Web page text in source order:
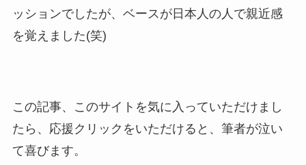
ッションでしたが、ベースが日本人の人で親近感
を覚えました(笑)
この記事、このサイトを気に入っていただけまし
たら、応援クリックをいただけると、筆者が泣い
て喜びます。